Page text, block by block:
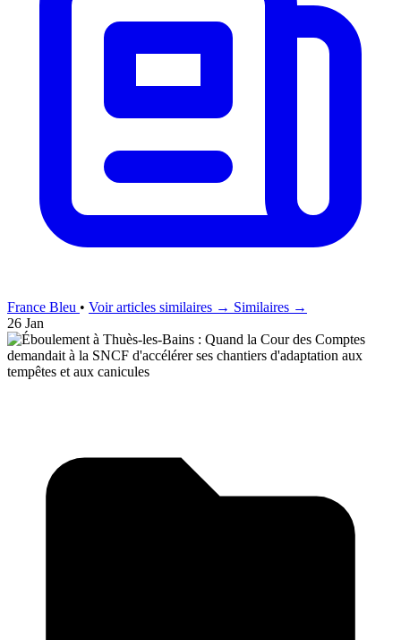
France Bleu • Voir articles similaires → Similaires →
26 Jan